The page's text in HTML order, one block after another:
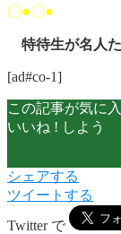
〇●〇●
特待生が名人た
[ad#co-1]
この記事が気に
いいね ! しよう
シェアする
ツイートする
Twitter で